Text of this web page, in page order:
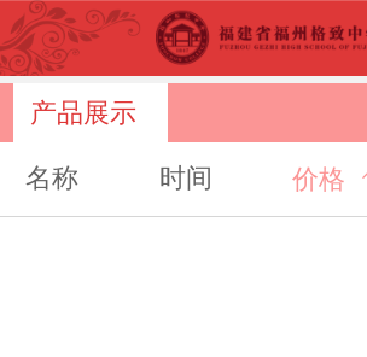
产品展示
名称 时间 价格